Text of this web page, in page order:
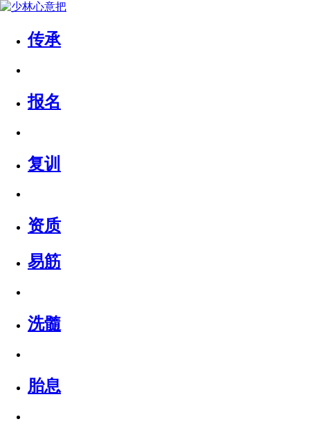
传承
报名
复训
资质
易筋
洗髓
胎息